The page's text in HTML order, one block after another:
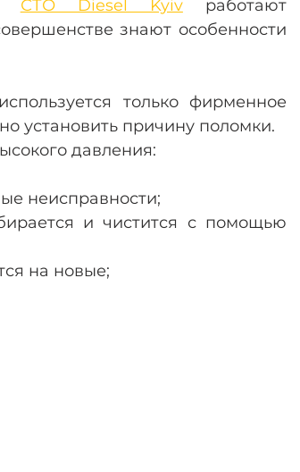
СТО Diesel Kyiv работают
знают особенности
установить причину поломки.
давления:
неисправности;
и чистится с помощью
на новые;